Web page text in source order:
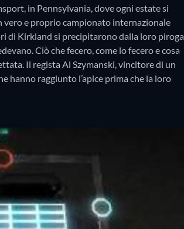
in Pennsylvania, dove ogni estate si
vero e proprio campionato internazionale
di Kirkland si precipitarono dalla loro piroga
Ciò che fecero, come lo fecero e cosa
Il regista Al Szymanski, vincitore di un
hanno raggiunto l’apice prima che la loro